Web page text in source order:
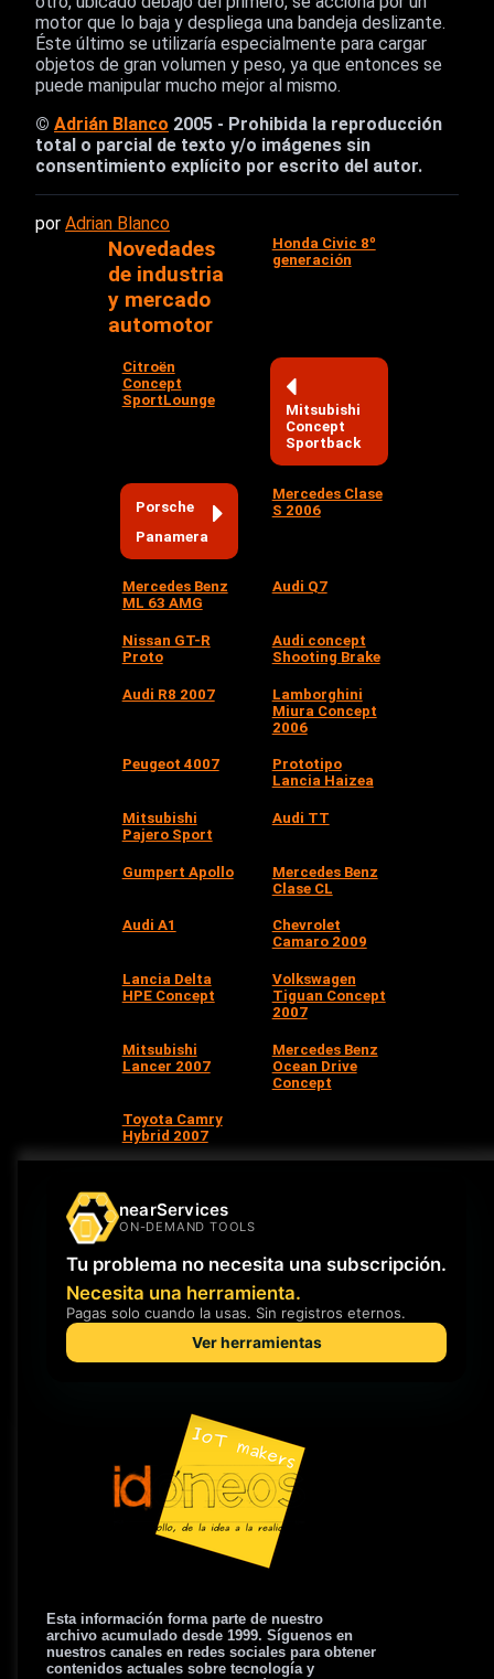
motor que lo baja y despliega una bandeja deslizante.
Éste último se utilizaría especialmente para cargar
objetos de gran volumen y peso, ya que entonces se
puede manipular mucho mejor al mismo.
© Adrián Blanco 2005 - Prohibida la reproducción
total o parcial de texto y/o imágenes sin
consentimiento explícito por escrito del autor.
por Adrian Blanco
Novedades
de industria
y mercado
automotor
Honda Civic 8º
generación
Citroën
Concept
SportLounge
Mitsubishi
Concept
Sportback
Porsche
Panamera
Mercedes Clase
S 2006
Mercedes Benz
ML 63 AMG
Audi Q7
Nissan GT-R
Proto
Audi concept
Shooting Brake
Audi R8 2007
Lamborghini
Miura Concept
2006
Peugeot 4007
Prototipo
Lancia Haizea
Mitsubishi
Pajero Sport
Audi TT
Gumpert Apollo
Mercedes Benz
Clase CL
Audi A1
Chevrolet
Camaro 2009
Lancia Delta
HPE Concept
Volkswagen
Tiguan Concept
2007
Mitsubishi
Lancer 2007
Mercedes Benz
Ocean Drive
Concept
Toyota Camry
Hybrid 2007
Esta información forma parte de nuestro
archivo acumulado desde 1999. Síguenos en
nuestros canales en redes sociales para obtener
contenidos actuales sobre tecnología y